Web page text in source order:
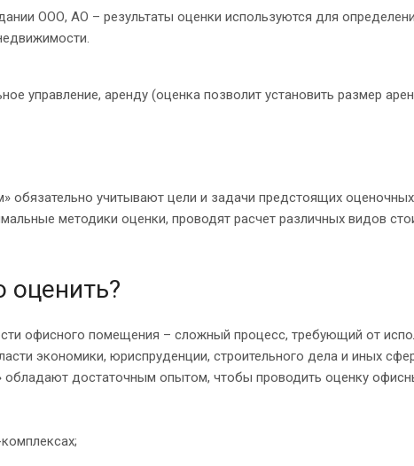
ООО, АО – результаты оценки используются для
управление, аренду (оценка позволит установить размер
обязательно учитывают цели и задачи предстоящих
методики оценки, проводят расчет различных видов
офисного помещения – сложный процесс, требующий от
экономики, юриспруденции, строительного дела и иных
обладают достаточным опытом, чтобы проводить оценку